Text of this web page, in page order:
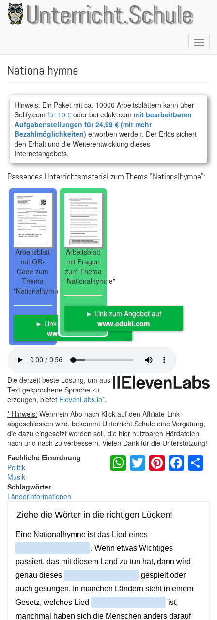
Direkt
zum
Inhalt
Unterricht.Schule
Nationalhymne
Hinweis: Ein Paket mit ca. 10000 Arbeitsblättern kann über
Sellfy.com für 10 € oder bei eduki.com mit bearbeitbaren
Aufgabenstellungen für 24,99 € (mit mehr
Bezahlmöglichkeiten) erworben werden. Der Erlös sichert
den Erhalt und die Weiterentwicklung dieses
Internetangebots.
Passendes Unterrichtsmaterial zum Thema "Nationalhymne":
Arbeitsblatt
mit QR-
Code zum
Thema
"Nationalhymne"
► Link zum Angebot auf
www.eduki.com
Arbeitsblatt
mit Fragen
zum Thema
"Nationalhymne"
► Link zum Angebot auf
www.eduki.com
Die derzeit beste Lösung, um aus
Text gesprochene Sprache zu
erzeugen, bietet ElevenLabs.io*.
* Hinweis: Wenn ein Abo nach Klick auf den Affiliate-Link
abgeschlossen wird, bekommt Unterricht.Schule eine Vergütung,
die dazu eingesetzt werden soll, die hier nutzbaren Hördateien
nach und nach zu verbessern. Vielen Dank für die Unterstützung!
Fachliche Einordnung
Politik
Musik
Schlagwörter
Länderinformationen
WhatsApp
Twitter